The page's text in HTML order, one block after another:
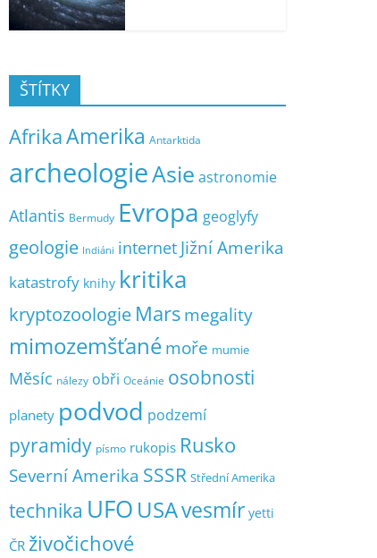
ŠTÍTKY
AfrikaAmerika Antarktida
archeologieAsie astronomie
Atlantis Bermudy Evropa geoglyfy
geologie Indiáni internet Jižní Amerika
katastrofy knihy kritika
kryptozoologie Marsmegality
mimozemšťanémoře mumie
Měsíc nálezy obři Oceánie osobnosti
planety podvod podzemí
pyramidy písmo rukopis Rusko
Severní Amerika SSSR Střední Amerika
technika UFO USAvesmír yetti
ČR živočichové